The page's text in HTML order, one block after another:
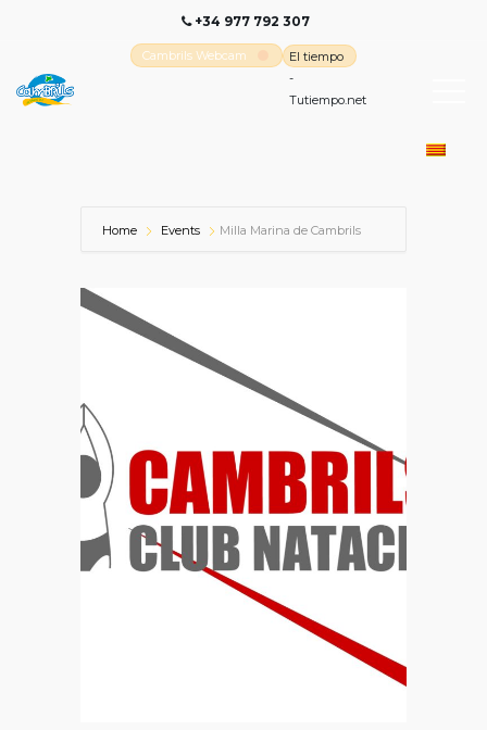
+34 977 792 307
Cambrils Webcam
El tiempo
-
Tutiempo.net
Home Events Milla Marina de Cambrils